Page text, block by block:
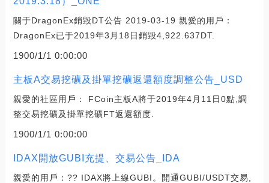
關于DragonEx銷毀DT公告 2019-03-19 親愛的用戶：
DragonEx已于2019年3月18日銷毀4,922.637DT.
1900/1/1 0:00:00
主板A交易挖礦及掛單挖礦返還額度調整公告_USD
親愛的社區用戶： FCoin主板A將于2019年4月11日0點,調
整交易挖礦及掛單挖礦FT返還額度.
1900/1/1 0:00:00
IDAX開放GUBI充提、交易公告_IDA
親愛的用戶：?? IDAX將上線GUBI。開通GUBI/USDT交易,